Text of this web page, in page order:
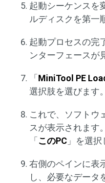
起動シーケンスを
ルディスクを第一
起動プロセスの完
ンターフェースが
「 MiniTool PE
選択肢を選びます。
これで、ソフトウ
スが表示されます
「 このPC 」を選択
右側のペインに表
し、必要なデータ